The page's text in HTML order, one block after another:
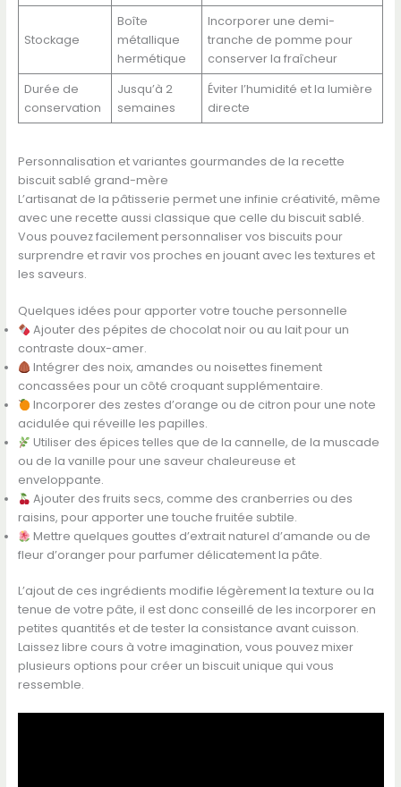
Stockage
Boîte
métallique
hermétique
Incorporer une demi-
tranche de pomme pour
conserver la fraîcheur
Durée de
conservation
Jusqu’à 2
semaines
Éviter l’humidité et la lumière
directe
Personnalisation et variantes gourmandes de la recette
biscuit sablé grand-mère
L’artisanat de la pâtisserie permet une infinie créativité, même
avec une recette aussi classique que celle du biscuit sablé.
Vous pouvez facilement personnaliser vos biscuits pour
surprendre et ravir vos proches en jouant avec les textures et
les saveurs.
Quelques idées pour apporter votre touche personnelle
Ajouter des pépites de chocolat noir ou au lait pour un
contraste doux-amer.
Intégrer des noix, amandes ou noisettes finement
concassées pour un côté croquant supplémentaire.
Incorporer des zestes d’orange ou de citron pour une note
acidulée qui réveille les papilles.
Utiliser des épices telles que de la cannelle, de la muscade
ou de la vanille pour une saveur chaleureuse et
enveloppante.
Ajouter des fruits secs, comme des cranberries ou des
raisins, pour apporter une touche fruitée subtile.
Mettre quelques gouttes d’extrait naturel d’amande ou de
fleur d’oranger pour parfumer délicatement la pâte.
L’ajout de ces ingrédients modifie légèrement la texture ou la
tenue de votre pâte, il est donc conseillé de les incorporer en
petites quantités et de tester la consistance avant cuisson.
Laissez libre cours à votre imagination, vous pouvez mixer
plusieurs options pour créer un biscuit unique qui vous
ressemble.